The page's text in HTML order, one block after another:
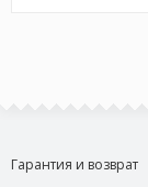
Гарантия и возврат